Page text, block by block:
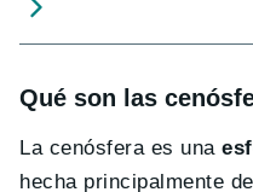
Qué son las
La cenósfera es una
hecha principalmente